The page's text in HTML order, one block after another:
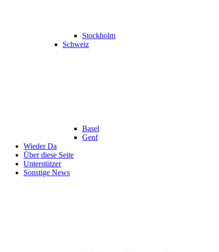
Stockholm
Schweiz
Basel
Genf
Wieder Da
Über diese Seite
Unterstützer
Sonstige News